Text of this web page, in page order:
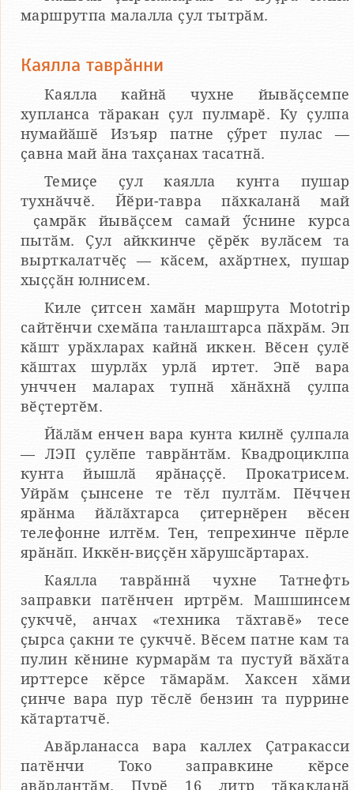
маршрутпа малалла ҫул тытрӑм.
Каялла таврӑнни
Каялла кайнӑ чухне йывӑҫсемпе
хупланса тӑракан ҫул пулмарӗ. Ку ҫулпа
нумайӑшӗ Изъяр патне ҫӳрет пулас —
ҫавна май ӑна тахҫанах тасатнӑ.
Темиҫе ҫул каялла кунта пушар
тухнӑччӗ. Йӗри-тавра пӑхкаланӑ май
ҫамрӑк йывӑҫсем самай ӳснине курса
пытӑм. Ҫул айккинче ҫӗрӗк вулӑсем та
вырткалатчӗҫ — кӑсем, ахӑртнех, пушар
хыҫҫӑн юлнисем.
Киле ҫитсен хамӑн маршрута Mototrip
сайтӗнчи схемӑпа танлаштарса пӑхрӑм. Эп
кӑшт урӑхларах кайнӑ иккен. Вӗсен ҫулӗ
кӑштах шурлӑх урлӑ иртет. Эпӗ вара
унччен маларах тупнӑ хӑнӑхнӑ ҫулпа
вӗҫтертӗм.
Йӑлӑм енчен вара кунта килнӗ ҫулпала
— ЛЭП ҫулӗпе таврӑнтӑм. Квадроциклпа
кунта йышлӑ ярӑнаҫҫӗ. Прокатрисем.
Уйрӑм ҫынсене те тӗл пултӑм. Пӗччен
ярӑнма йӑлӑхтарса ҫитернӗрен вӗсен
телефонне илтӗм. Тен, тепрехинче пӗрле
ярӑнӑп. Иккӗн-виҫҫӗн хӑрушсӑртарах.
Каялла таврӑннӑ чухне Татнефть
заправки патӗнчен иртрӗм. Машшинсем
ҫукччӗ, анчах «техника тӑхтавӗ» тесе
ҫырса ҫакни те ҫукччӗ. Вӗсем патне кам та
пулин кӗнине курмарӑм та пустуй вӑхӑта
ирттерсе кӗрсе тӑмарӑм. Хаксен хӑми
ҫинче вара пур тӗслӗ бензин та пуррине
кӑтартатчӗ.
Авӑрланасса вара каллех Ҫатракасси
патӗнчи Токо заправкине кӗрсе
авӑрлантӑм. Пурӗ 16 литр тӑкакланӑ